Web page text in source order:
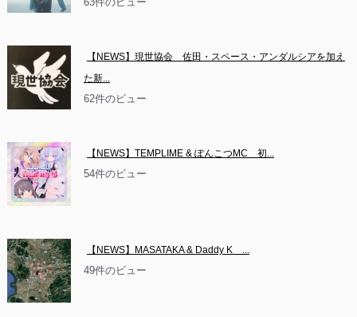
【NEWS】現世協会　佐田・スペース・アンダルシアを加え
た新...
62件のビュー
【NEWS】TEMPLIME & ぽんこつMC　初...
54件のビュー
【NEWS】MASATAKA & Daddy K　...
49件のビュー